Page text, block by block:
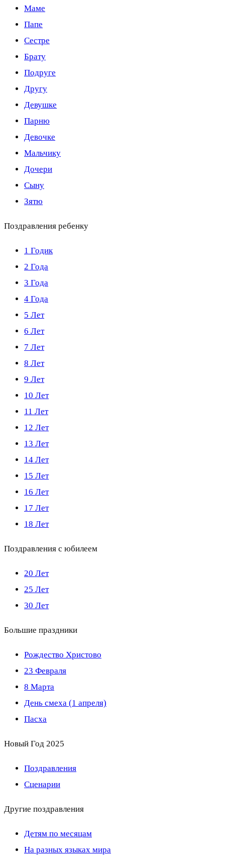
Маме
Папе
Сестре
Брату
Подруге
Другу
Девушке
Парню
Девочке
Мальчику
Дочери
Сыну
Зятю
Поздравления ребенку
1 Годик
2 Года
3 Года
4 Года
5 Лет
6 Лет
7 Лет
8 Лет
9 Лет
10 Лет
11 Лет
12 Лет
13 Лет
14 Лет
15 Лет
16 Лет
17 Лет
18 Лет
Поздравления с юбилеем
20 Лет
25 Лет
30 Лет
Большие праздники
Рождество Христово
23 Февраля
8 Марта
День смеха (1 апреля)
Пасха
Новый Год 2025
Поздравления
Сценарии
Другие поздравления
Детям по месяцам
На разных языках мира